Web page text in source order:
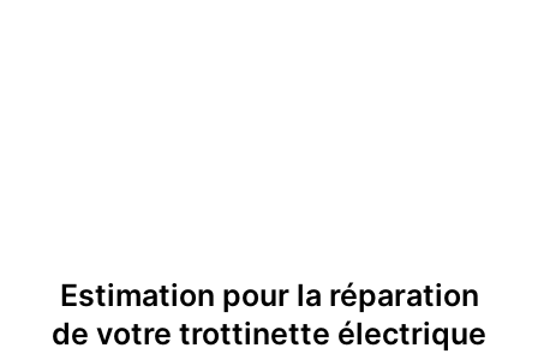
Estimation pour la réparation
de votre trottinette électrique